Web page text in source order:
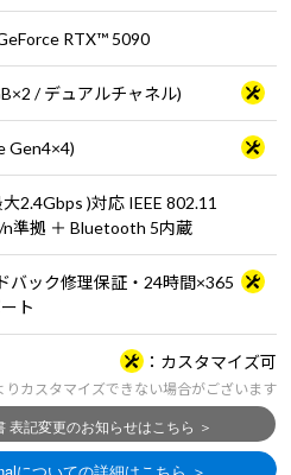
RTX™ 5090
/ デュアルチャネル)
Gen4×4)
2.4Gbps )対応 IEEE 802.11
準拠 ＋ Bluetooth 5内蔵
バック修理保証・24時間×365
ト
カスタマイズ可
カスタマイズできない場合がございます